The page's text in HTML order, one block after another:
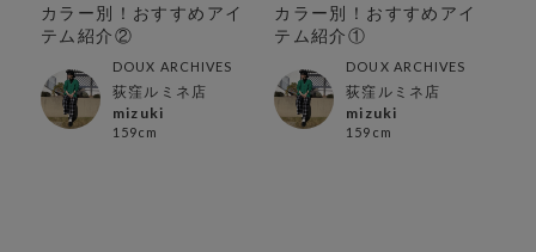
カラー別！おすすめアイ
テム紹介②
DOUX ARCHIVES
荻窪ルミネ店
mizuki
159cm
カラー別！おすすめアイ
テム紹介①
DOUX ARCHIVES
荻窪ルミネ店
mizuki
159cm